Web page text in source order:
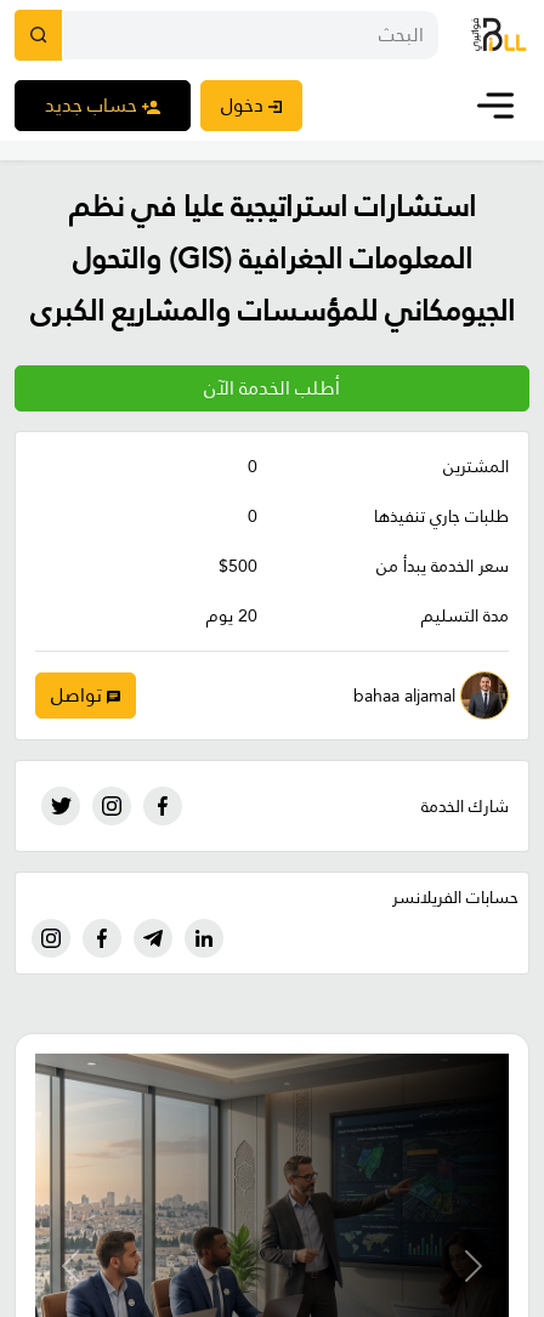
دخول حساب جديد
استشارات استراتيجية عليا في نظم
المعلومات الجغرافية (GIS) والتحول
الجيومكاني للمؤسسات والمشاريع الكبرى
أطلب الخدمة الآن
المشترين
0
طلبات جاري تنفيذها
0
سعر الخدمة يبدأ من
$500
مدة التسليم
20 يوم
bahaa aljamal تواصل
شارك الخدمة
حسابات الفريلانسر
Previous
Next